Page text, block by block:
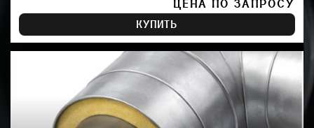
ЦЕНА ПО ЗАПРОСУ
КУПИТЬ